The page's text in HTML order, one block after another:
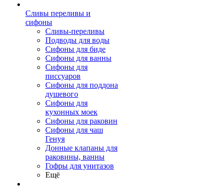
Сливы переливы и
сифоны
Сливы-переливы
Подводы для воды
Сифоны для биде
Сифоны для ванны
Сифоны для
писсуаров
Сифоны для поддона
душевого
Сифоны для
кухонных моек
Сифоны для раковин
Сифоны для чаш
Генуя
Донные клапаны для
раковины, ванны
Гофры для унитазов
Ещё